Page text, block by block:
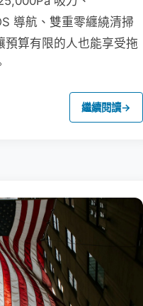
導航、雙重零纏繞清掃
預算有限的人也能享受拖
繼續閱讀→